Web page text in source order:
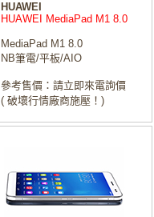
HUAWEI
HUAWEI MediaPad M1 8.0
MediaPad M1 8.0
NB筆電/平板/AIO
參考售價：請立即來電詢價
( 破壞行情廠商施壓！)